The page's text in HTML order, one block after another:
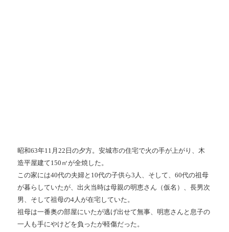
昭和63年11月22日の夕方。安城市の住宅で火の手が上がり、木
造平屋建て150㎡が全焼した。
この家には40代の夫婦と10代の子供ら3人、そして、60代の祖母
が暮らしていたが、出火当時は母親の明恵さん（仮名）、長男次
男、そして祖母の4人が在宅していた。
祖母は一番奥の部屋にいたが逃げ出せて無事、明恵さんと息子の
一人も手にやけどを負ったが軽傷だった。